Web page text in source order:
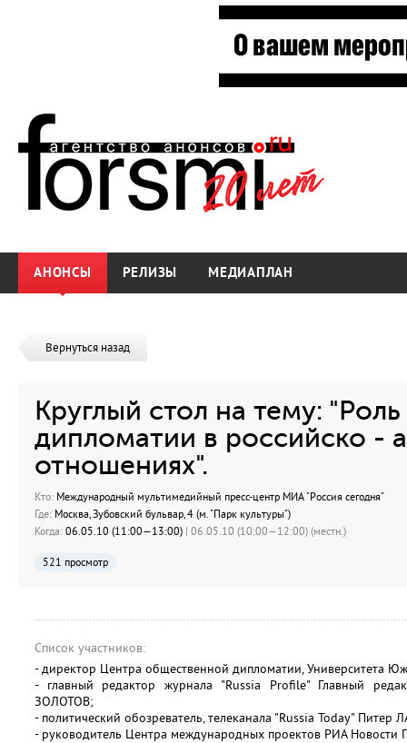
АНОНСЫ РЕЛИЗЫ МЕДИАПЛАН
Вернуться назад
Круглый стол на тему:
дипломатии в российско -
отношениях".
Кто: Международный мультимедийный пресс-центр МИА "Россия сегодня"
Где: Москва, Зубовский бульвар, 4 (м. "Парк культуры")
Когда: 06.05.10 (11:00—13:00) | 06.05.10 (10:00—12:00) (местн.)
521 просмотр
Список участников:
- директор Центра общественной дипломатии,
- главный редактор журнала "Russia Profile" Главный
ЗОЛОТОВ;
- политический обозреватель, телеканала "Russia Today" Питер
- руководитель Центра международных проектов РИА Новости